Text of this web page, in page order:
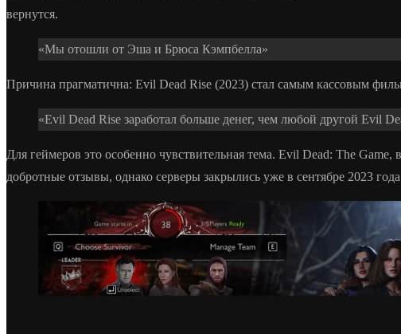
вернутся.
«Мы отошли от Эша и Брюса Кэмпбелла»
Причина прагматична: Evil Dead Rise (2023) стал самым кассовым
«Evil Dead Rise заработал больше денег, чем любой другой Evil
Для геймеров это особенно чувствительная тема. Evil Dead: The
добротные отзывы, однако серверы закрылись уже в сентябре 2023